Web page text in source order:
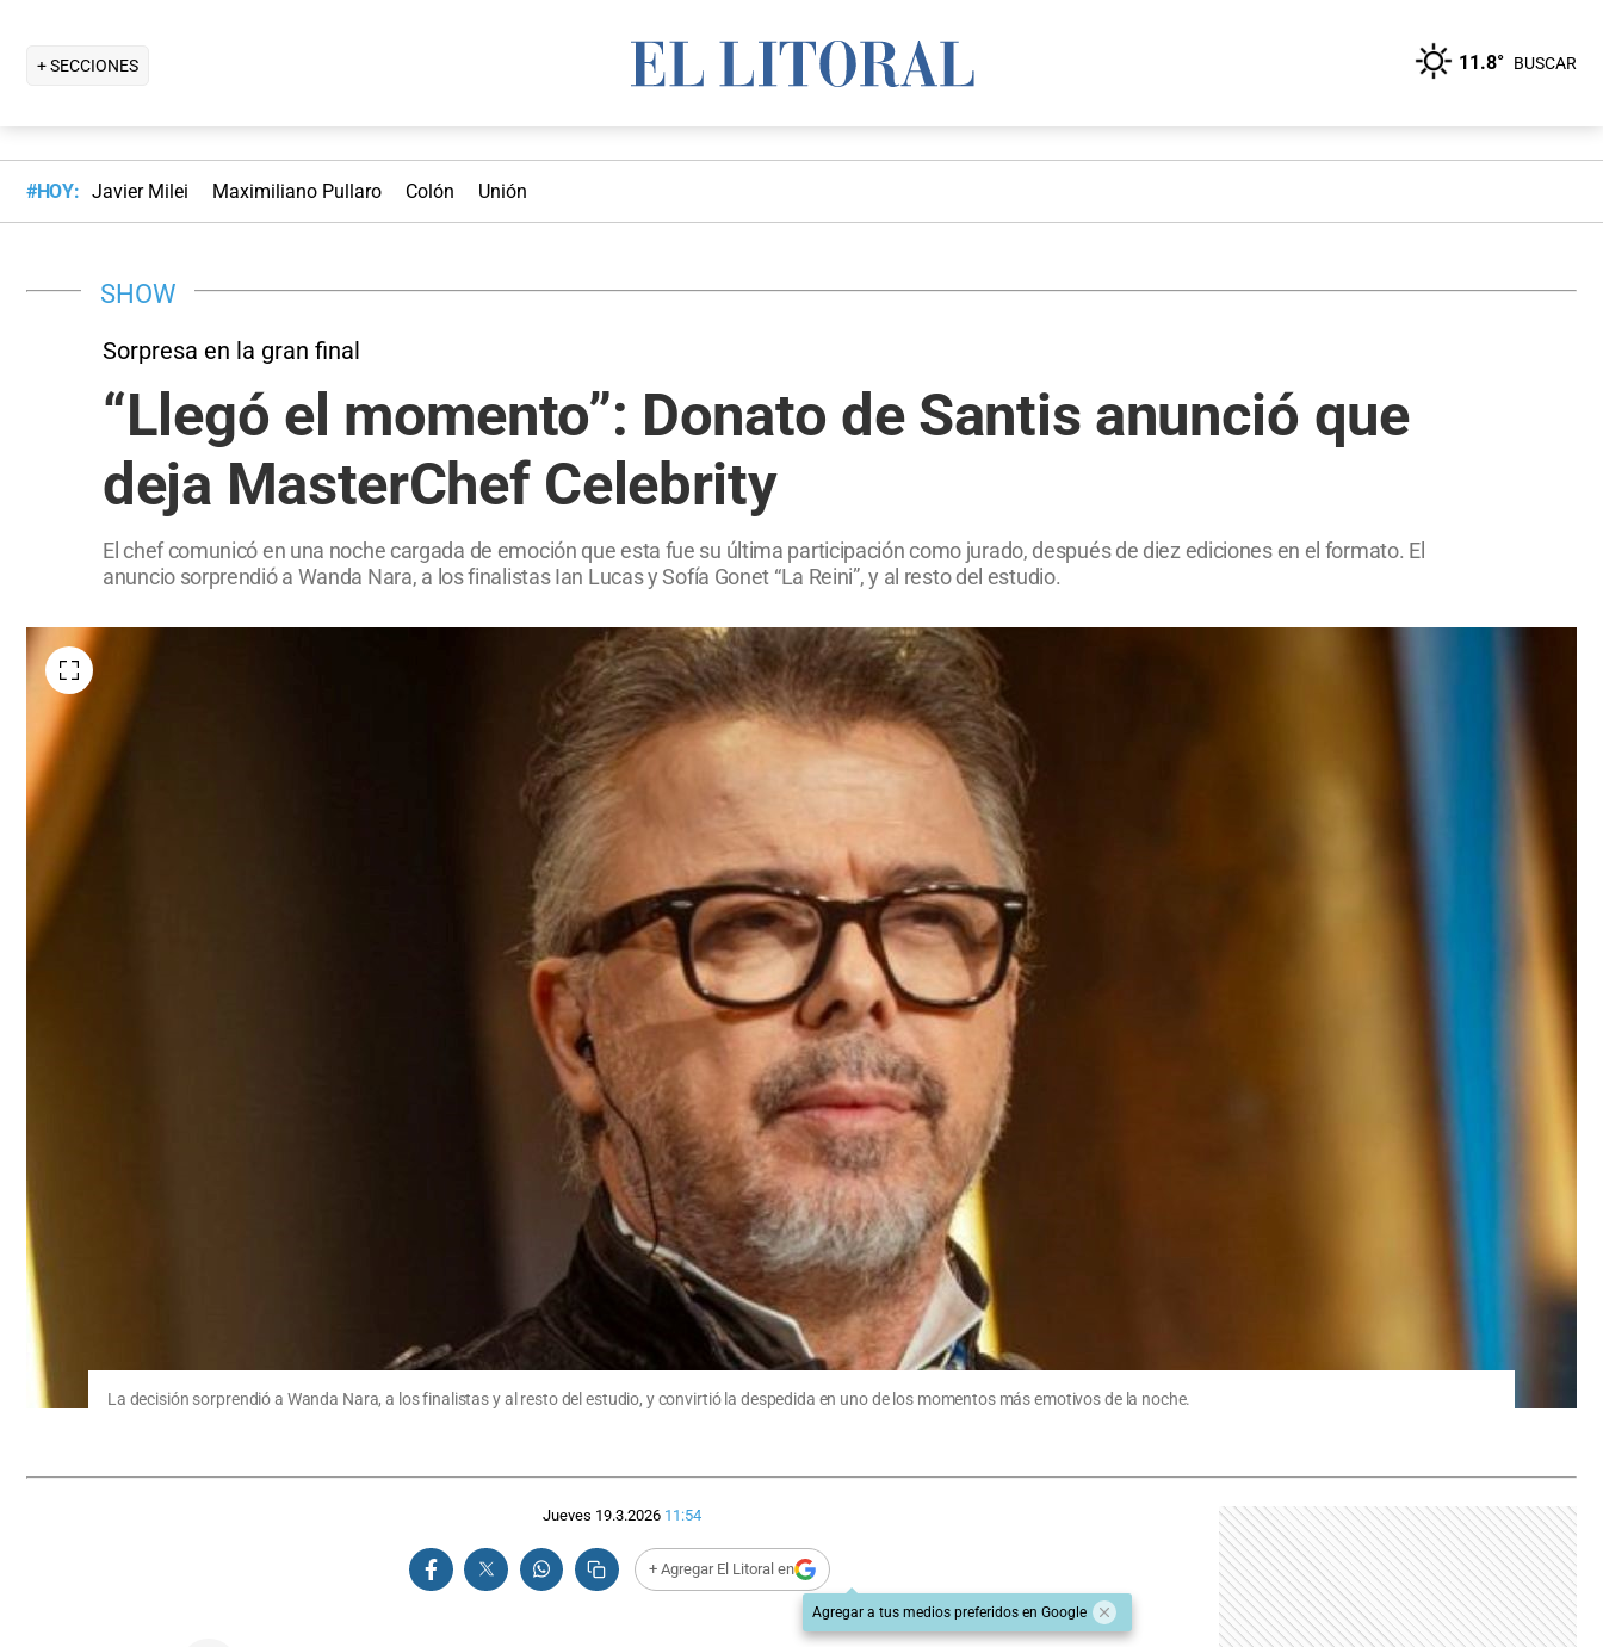
+ SECCIONES 11.8° BUSCAR
#HOY: Javier Milei Maximiliano Pullaro Colón Unión
SHOW
Sorpresa en la gran final
“Llegó el momento”: Donato de Santis anunció que
deja MasterChef Celebrity
El chef comunicó en una noche cargada de emoción que esta fue su última participación como jurado, después de diez ediciones en el formato. El
anuncio sorprendió a Wanda Nara, a los finalistas Ian Lucas y Sofía Gonet “La Reini”, y al resto del estudio.
La decisión sorprendió a Wanda Nara, a los finalistas y al resto del estudio, y convirtió la despedida en uno de los momentos más emotivos de la noche.
Jueves 19.3.2026 11:54
+ Agregar El Litoral en
Agregar a tus medios preferidos en Google